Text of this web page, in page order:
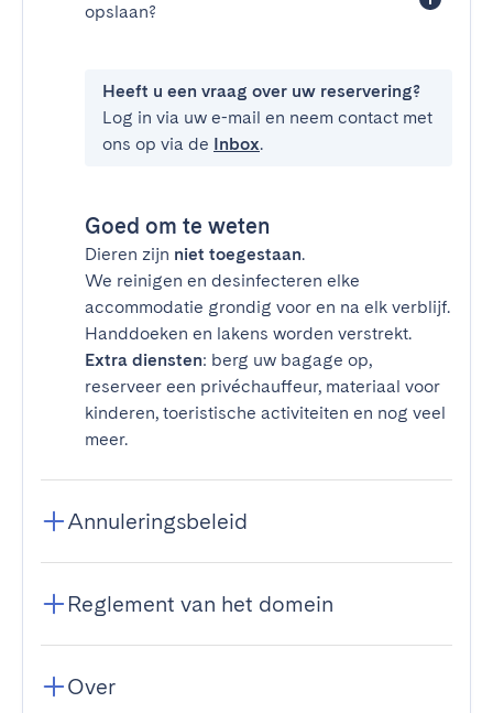
opslaan?
Heeft u een vraag over uw reservering?
Log in via uw e-mail en neem contact met
ons op via de Inbox.
Goed om te weten
Dieren zijn niet toegestaan.
We reinigen en desinfecteren elke
accommodatie grondig voor en na elk verblijf.
Handdoeken en lakens worden verstrekt.
Extra diensten: berg uw bagage op,
reserveer een privéchauffeur, materiaal voor
kinderen, toeristische activiteiten en nog veel
meer.
Annuleringsbeleid
Reglement van het domein
Over